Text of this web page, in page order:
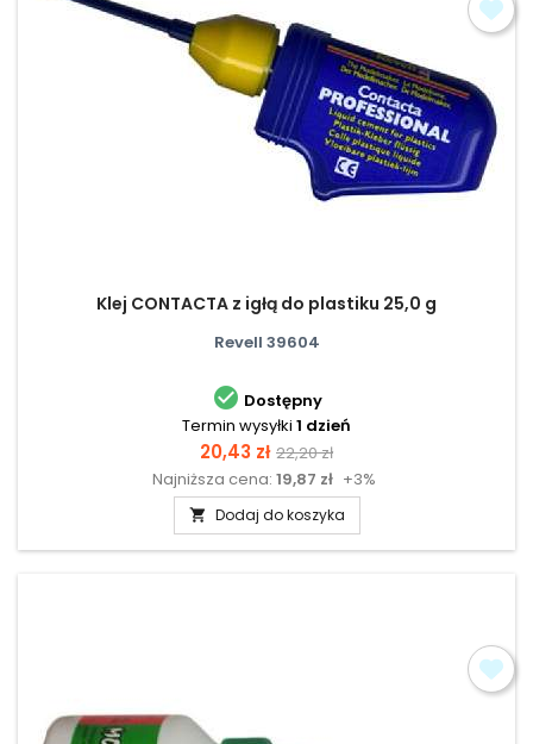
Klej CONTACTA z igłą do plastiku 25,0 g
Revell 39604
 Dostępny
Termin wysyłki 1 dzień
Cena
20,43 zł Cena
podstawowa
22,20 zł
Najniższa cena: 19,87 zł +3%
 Dodaj do koszyka